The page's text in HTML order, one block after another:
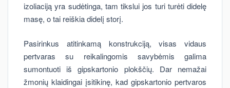
izoliaciją yra sudėtinga, tam tikslui jos turi turėti didelę
masę, o tai reiškia didelį storį.
Pasirinkus atitinkamą konstrukciją, visas vidaus
pertvaras su reikalingomis savybėmis galima
sumontuoti iš gipskartonio plokščių. Dar nemažai
žmonių klaidingai įsitikinę, kad gipskartonio pertvaros